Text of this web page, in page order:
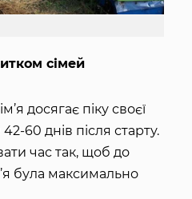
сімей
досягає піку своєї
60 днів після старту.
час так, щоб до
була максимально